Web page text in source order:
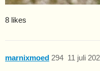
8 likes
marnixmoed 11 juli
294